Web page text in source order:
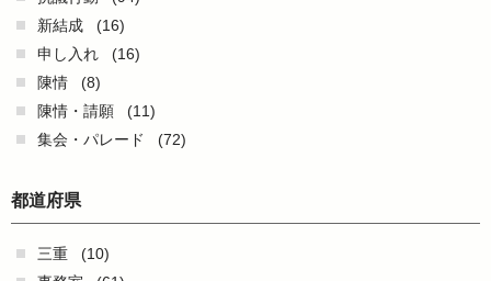
新結成
(16)
申し入れ
(16)
陳情
(8)
陳情・請願
(11)
集会・パレード
(72)
都道府県
三重
(10)